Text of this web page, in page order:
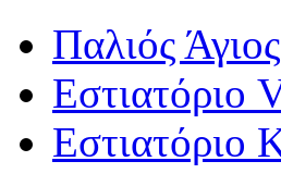
Παλιός
Εστιατόριο
Εστιατόριο